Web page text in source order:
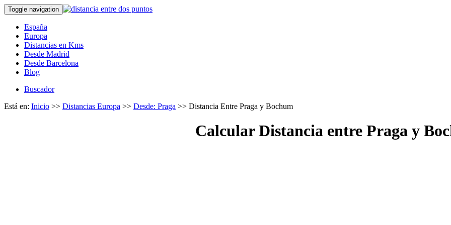
Toggle navigation
España
Europa
Distancias en Kms
Desde Madrid
Desde Barcelona
Blog
Buscador
Está en: Inicio >> Distancias Europa >> Desde: Praga >> Distancia Entre Praga y Bochum
Calcular Distancia entre Praga y